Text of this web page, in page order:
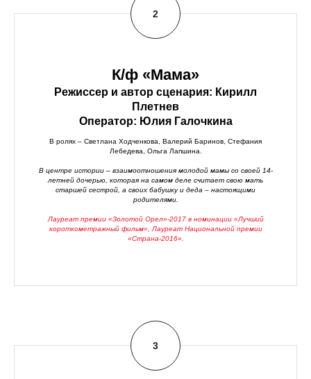
К/ф «Мама»
Режиссер и автор сценария: Кирилл
Плетнев
Оператор: Юлия Галочкина
В ролях – Светлана Ходченкова, Валерий Баринов, Стефания
Лебедева, Ольга Лапшина.
В центре истории – взаимоотношения молодой мамы со своей 14-
летней дочерью, которая на самом деле считает свою мать
старшей сестрой, а своих бабушку и деда – настоящими
родителями.
Лауреат премии «Золотой Орел»-2017 в номинации «Лучший
короткометражный фильм», Лауреат Национальной премии
«Страна-2016».